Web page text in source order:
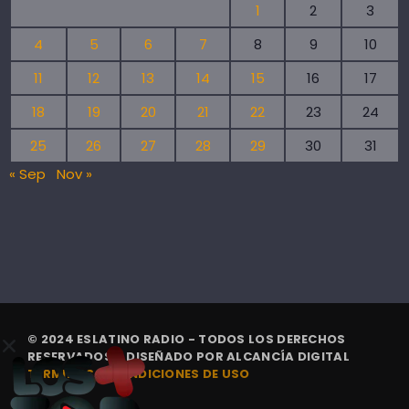
1
2
3
4
5 6 7 8 9
10
11
12 13 14 15 16
17
18
19 20 21 22 23
24
25
26 27 28 29 30
31
« Sep
Nov »
© 2024 ESLATINO RADIO - TODOS LOS DERECHOS
RESERVADOS. | DISEÑADO PORALCANCÍA DIGITAL
TÉRMINOS Y CONDICIONES DE USO